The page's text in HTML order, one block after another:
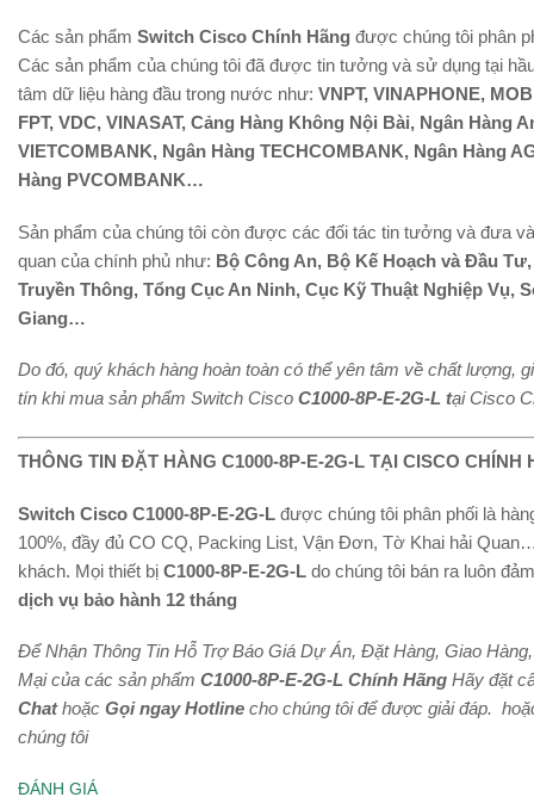
Các sản phẩm Switch Cisco Chính Hãng được chúng tôi phân
Các sản phẩm của chúng tôi đã được tin tưởng và sử dụng tại
tâm dữ liệu hàng đầu trong nước như: VNPT, VINAPHONE,
FPT, VDC, VINASAT, Cảng Hàng Không Nội Bài, Ngân Hàng
VIETCOMBANK, Ngân Hàng TECHCOMBANK, Ngân Hàng
Hàng PVCOMBANK…
Sản phẩm của chúng tôi còn được các đối tác tin tưởng và đưa
quan của chính phủ như: Bộ Công An, Bộ Kế Hoạch và Đầu
Truyền Thông, Tổng Cục An Ninh, Cục Kỹ Thuật Nghiệp Vụ,
Giang…
Do đó, quý khách hàng hoàn toàn có thể yên tâm về chất lượng,
tín khi mua sản phẩm Switch Cisco C1000-8P-E-2G-L tại Cisco
THÔNG TIN ĐẶT HÀNG C1000-8P-E-2G-L TẠI CISCO CHÍNH
Switch Cisco C1000-8P-E-2G-L được chúng tôi phân phối là
100%, đầy đủ CO CQ, Packing List, Vận Đơn, Tờ Khai hải
khách. Mọi thiết bị C1000-8P-E-2G-L do chúng tôi bán ra luôn
dịch vụ bảo hành 12 tháng
Để Nhận Thông Tin Hỗ Trợ Báo Giá Dự Án, Đặt Hàng, Giao
Mại của các sản phẩm C1000-8P-E-2G-L Chính Hãng Hãy đặt
Chathoặc Gọi ngay Hotline cho chúng tôi để được giải đáp.
chúng tôi
ĐÁNH GIÁ